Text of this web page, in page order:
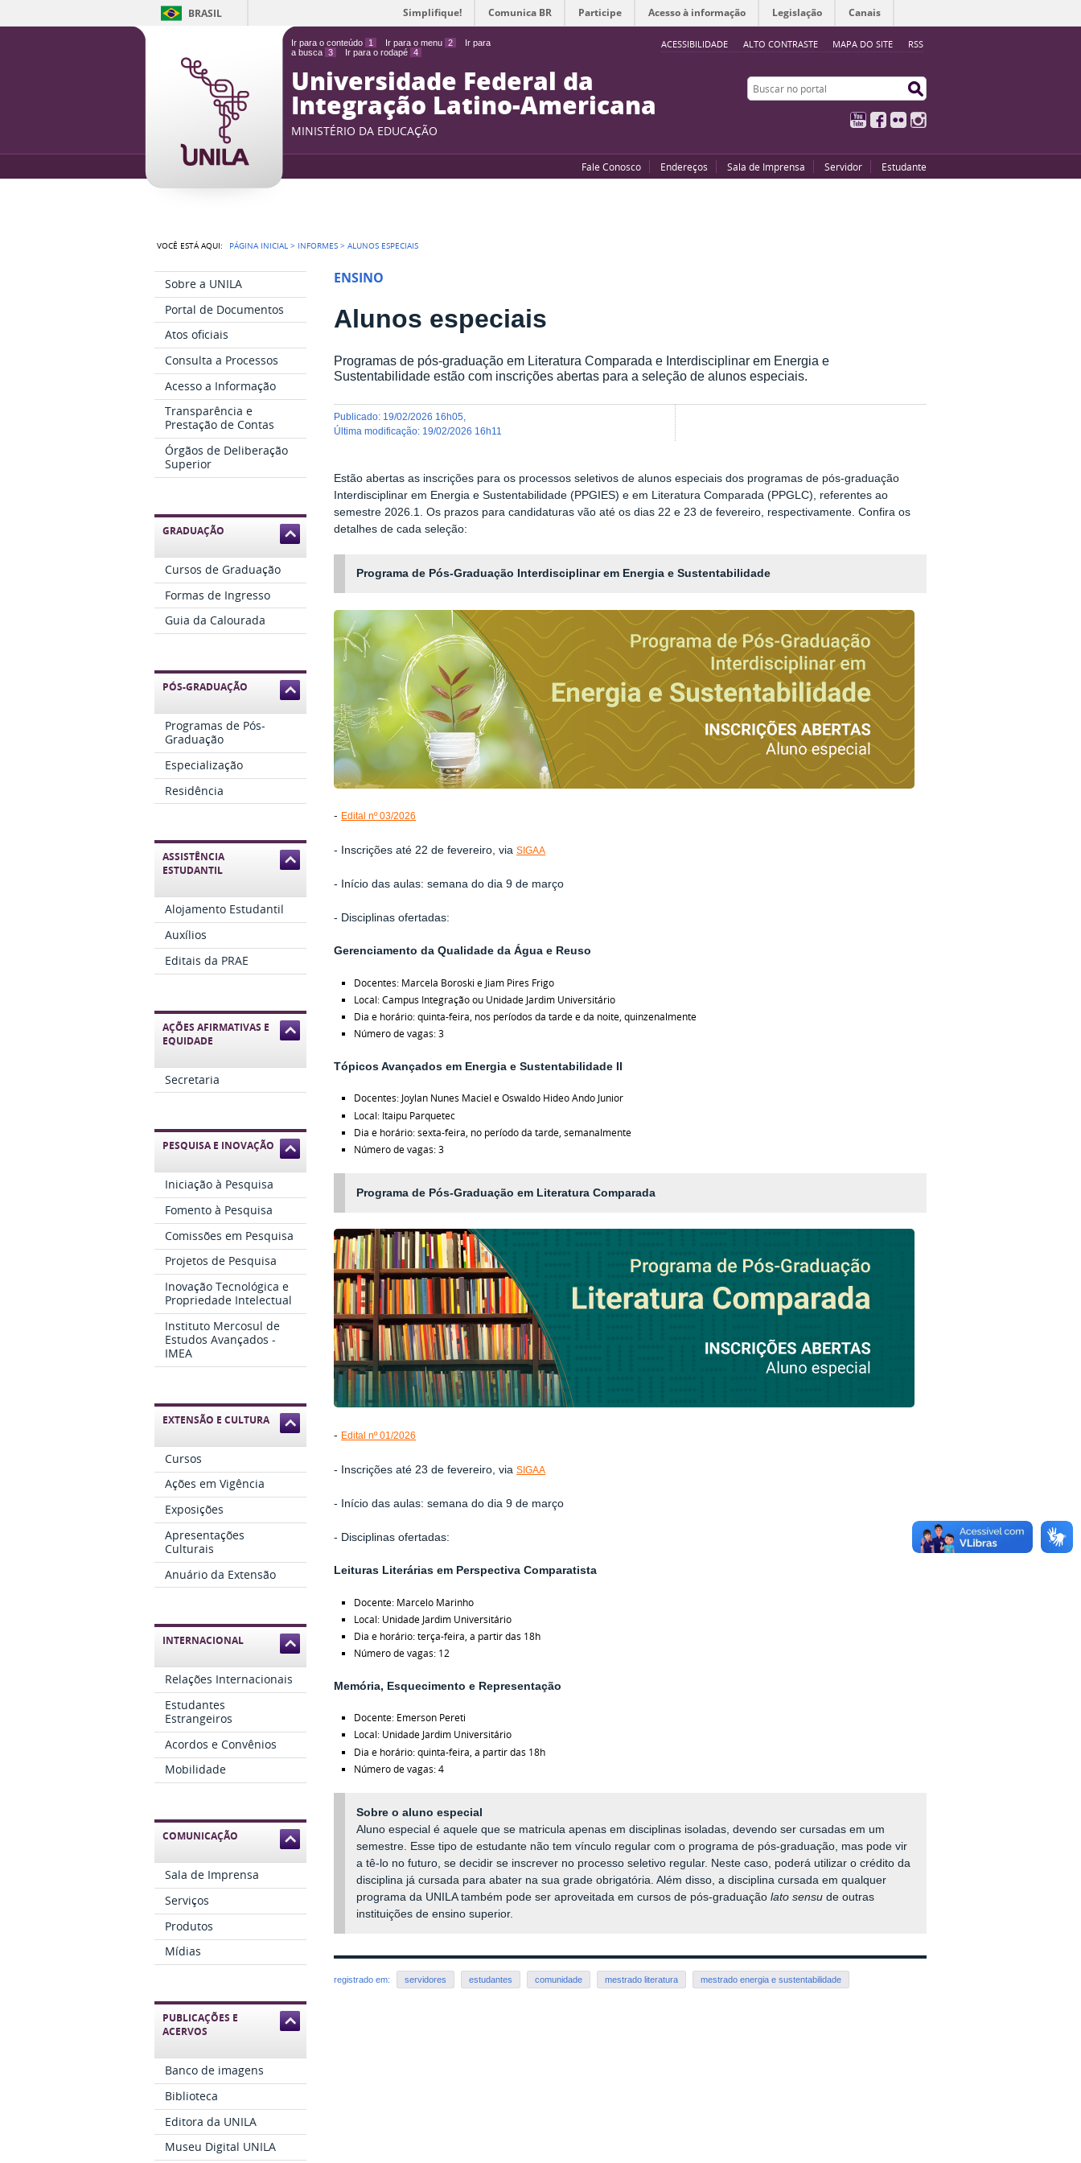
Ir para o conteúdo 1 Ir para o menu 2
Ir para
a busca 3 Ir para o rodapé 4
ACESSIBILIDADE ALTO CONTRASTE MAPA DO SITE RSS
BRASIL Simplifique! Comunica BR Participe Acesso à informação Legislação Canais
Universidade Federal da
Integração Latino-Americana
MINISTÉRIO DA EDUCAÇÃO
Buscar no portal
YouTubeFacebook
Flickr
Fale Conosco Endereços Sala de Imprensa Servidor Estudante
VOCÊ ESTÁ AQUI: PÁGINA INICIAL > INFORMES >ALUNOS ESPECIAIS
Sobre a UNILA
Portal de Documentos
Atos oficiais
Consulta a Processos
Acesso a Informação
Transparência e
Prestação de Contas
Órgãos de Deliberação
Superior
GRADUAÇÃO
Cursos de Graduação
Formas de Ingresso
Guia da Calourada
PÓS-GRADUAÇÃO
Programas de Pós-
Graduação
Especialização
Residência
ASSISTÊNCIA
ESTUDANTIL
Alojamento Estudantil
Auxílios
Editais da PRAE
AÇÕES AFIRMATIVAS E
EQUIDADE
Secretaria
PESQUISA E INOVAÇÃO
Iniciação à Pesquisa
Fomento à Pesquisa
Comissões em Pesquisa
Projetos de Pesquisa
Inovação Tecnológica e
Propriedade Intelectual
Instituto Mercosul de
Estudos Avançados -
IMEA
EXTENSÃO E CULTURA
Cursos
Ações em Vigência
Exposições
Apresentações
Culturais
Anuário da Extensão
INTERNACIONAL
Relações Internacionais
Estudantes
Estrangeiros
Acordos e Convênios
Mobilidade
COMUNICAÇÃO
Sala de Imprensa
Serviços
Produtos
Mídias
PUBLICAÇÕES E
ACERVOS
Banco de imagens
Biblioteca
Editora da UNILA
Museu Digital UNILA
ENSINO
Alunos especiais
Programas de pós-graduação em Literatura Comparada e Interdisciplinar em Energia e
Sustentabilidade estão com inscrições abertas para a seleção de alunos especiais.
publicado: 19/02/2026 16h05
última modificação: 19/02/2026 16h11
Estão abertas as inscrições para os processos seletivos de alunos especiais dos programas de pós-graduação
Interdisciplinar em Energia e Sustentabilidade (PPGIES) e em Literatura Comparada (PPGLC), referentes ao
semestre 2026.1. Os prazos para candidaturas vão até os dias 22 e 23 de fevereiro, respectivamente. Confira os
detalhes de cada seleção:
Programa de Pós-Graduação Interdisciplinar em Energia e Sustentabilidade
- Edital nº 03/2026
- Inscrições até 22 de fevereiro, viaSIGAA
- Início das aulas: semana do dia 9 de março
- Disciplinas ofertadas:
Gerenciamento da Qualidade da Água e Reuso
Docentes: Marcela Boroski e Jiam Pires Frigo
Local: Campus Integração ou Unidade Jardim Universitário
Dia e horário: quinta-feira, nos períodos da tarde e da noite, quinzenalmente
Número de vagas: 3
Tópicos Avançados em Energia e Sustentabilidade II
Docentes: Joylan Nunes Maciel e Oswaldo Hideo Ando Junior
Local: Itaipu Parquetec
Dia e horário: sexta-feira, no período da tarde, semanalmente
Número de vagas: 3
Programa de Pós-Graduação em Literatura Comparada
- Edital nº 01/2026
- Inscrições até 23 de fevereiro, viaSIGAA
- Início das aulas: semana do dia 9 de março
- Disciplinas ofertadas:
Leituras Literárias em Perspectiva Comparatista
Docente: Marcelo Marinho
Local: Unidade Jardim Universitário
Dia e horário: terça-feira, a partir das 18h
Número de vagas: 12
Memória, Esquecimento e Representação
Docente: Emerson Pereti
Local: Unidade Jardim Universitário
Dia e horário: quinta-feira, a partir das 18h
Número de vagas: 4
Sobre o aluno especial
Aluno especial é aquele que se matricula apenas em disciplinas isoladas, devendo ser cursadas em um
semestre. Esse tipo de estudante não tem vínculo regular com o programa de pós-graduação, mas pode vir
a tê-lo no futuro, se decidir se inscrever no processo seletivo regular. Neste caso, poderá utilizar o crédito da
disciplina já cursada para abater na sua grade obrigatória. Além disso, a disciplina cursada em qualquer
programa da UNILA também pode ser aproveitada em cursos de pós-graduação lato sensude outras
instituições de ensino superior.
registrado em: servidores estudantes comunidade mestrado literatura mestrado energia e sustentabilidade